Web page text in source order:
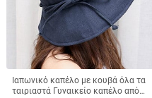
Ιαπωνικό καπέλο με κουβά όλα τα
ταιριαστά Γυναικείο καπέλο από